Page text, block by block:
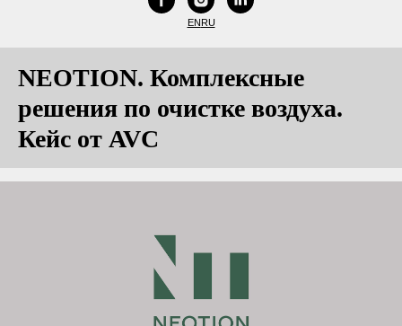
ENRU
NEOTION. Комплексные
решения по очистке воздуха.
Кейс от AVC